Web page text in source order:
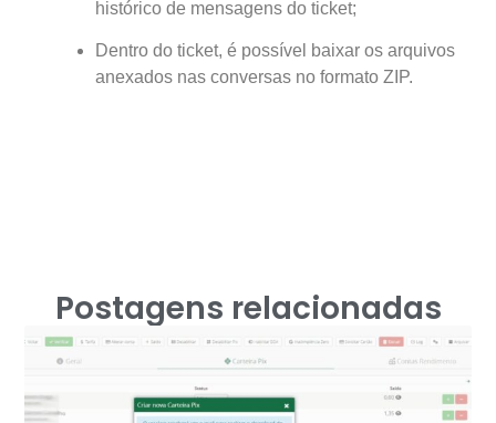
histórico de mensagens do ticket;
Dentro do ticket, é possível baixar os arquivos
anexados nas conversas no formato ZIP.
Postagens relacionadas